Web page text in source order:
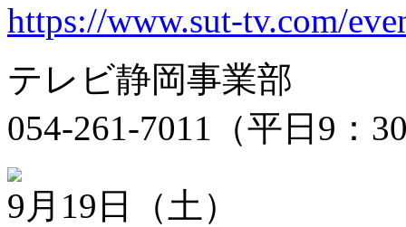
https://www.sut-tv.com/
テレビ静岡事業部
054-261-7011（平日9：
9月19日（土）